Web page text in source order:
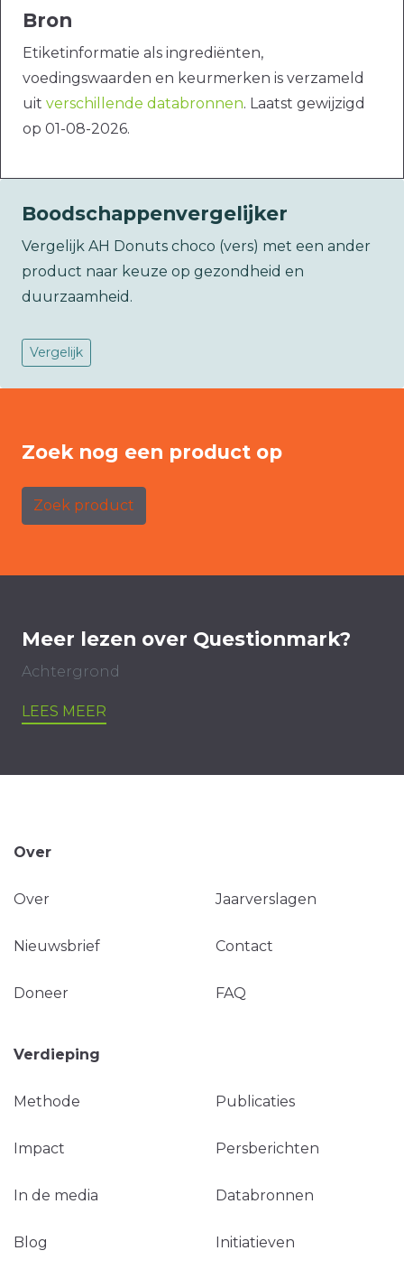
Bron
Etiketinformatie als ingrediënten,
voedingswaarden en keurmerken is verzameld
uit verschillende databronnen. Laatst gewijzigd
op 01-08-2026.
Boodschappenvergelijker
Vergelijk AH Donuts choco (vers) met een ander
product naar keuze op gezondheid en
duurzaamheid.
Vergelijk
Zoek nog een product op
Zoek product
Meer lezen over Questionmark?
Achtergrond
LEES MEER
Over
Over Jaarverslagen
Nieuwsbrief Contact
Doneer FAQ
Verdieping
Methode Publicaties
Impact Persberichten
In de media Databronnen
Blog Initiatieven